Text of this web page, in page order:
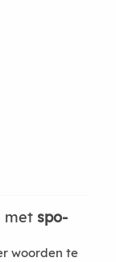
metspo-
woorden te